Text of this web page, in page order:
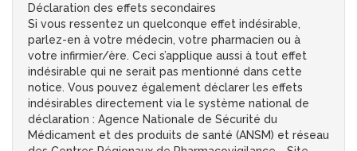
Déclaration des effets secondaires
Si vous ressentez un quelconque effet indésirable,
parlez-en à votre médecin, votre pharmacien ou à
votre infirmier/ère. Ceci s’applique aussi à tout effet
indésirable qui ne serait pas mentionné dans cette
notice. Vous pouvez également déclarer les effets
indésirables directement via le système national de
déclaration : Agence Nationale de Sécurité du
Médicament et des produits de santé (ANSM) et réseau